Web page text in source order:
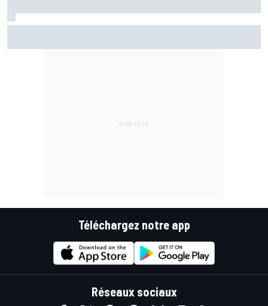
Téléchargez notre app
Réseaux sociaux